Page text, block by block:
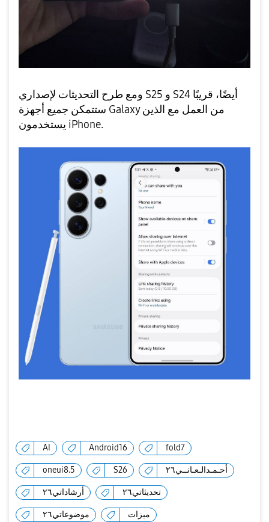
ومع طرح التحديثات لإصداري S25 و S24 أيضًا، قريبًا
ستتمكن جميع أجهزة Galaxy من العمل مع الذين
يستخدمون iPhone.
AI Android16 fold7
oneui8.5 S26 أحـمـدالـعـانــي٢٦
أرشاداتي٢٦ تحديثاتي٢٦
موضوعاتي٢٦ ميزات